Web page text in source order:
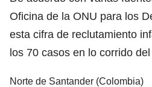
Oficina de la ONU para los
esta cifra de reclutamiento
los 70 casos en lo corrido
Norte de Santander (Colombia)